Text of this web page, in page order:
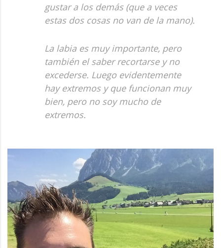
gustar a los demás (que a veces
estas dos cosas no van de la mano).
La labia es muy importante, pero
también el saber recortarse y no
excederse. Luego evidentemente
hay extremos y que funcionan muy
bien, pero no soy mucho de
extremos.